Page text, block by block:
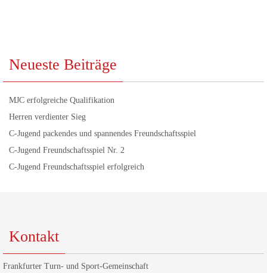
Neueste Beiträge
MJC erfolgreiche Qualifikation
Herren verdienter Sieg
C-Jugend packendes und spannendes Freundschaftsspiel
C-Jugend Freundschaftsspiel Nr. 2
C-Jugend Freundschaftsspiel erfolgreich
Kontakt
Frankfurter Turn- und Sport-Gemeinschaft